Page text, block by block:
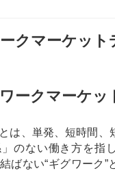
クマーケット
ークマーケッ
は、単発、短時間、
のない働き方を指
ばない“ギグワーク”